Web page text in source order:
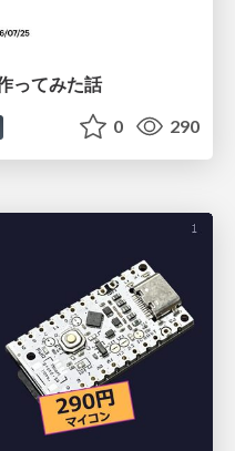
ってみた話
0 290